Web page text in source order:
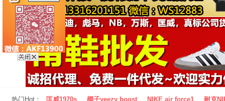
热门Hot： 匡威1970s 椰子yeezy boost NIKE air force1 耐克